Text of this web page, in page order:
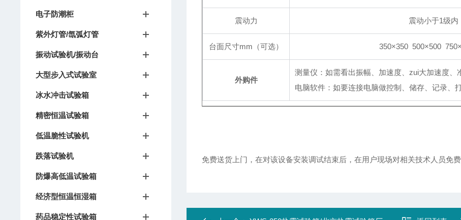
电子防潮柜
紫外灯管/氙弧灯管
振动试验机/振动台
大型步入式试验室
冰水冲击试验箱
精密恒温试验箱
低温脆性试验机
跌落试验机
防爆高低温试验箱
经济型恒温恒湿箱
药品稳定性试验箱
震动力 震动小于1级内
台面尺寸mm（可选） 350×350 500×500
外购件
测量仪：如需看出振幅、加速度、zui大加速度、
电脑软件：如要连接电脑做控制、储存、记录、
免费送货上门，在对该设备安装调试结束后，在用户现场对相关技术人员免